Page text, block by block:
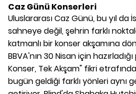
Caz Günü Konserleri
Uluslararası Caz Günü, bu yıl da
sahneye değil, şehrin farklı
katmanlı bir konser akşamına
BBVA'nın 30 Nisan için
Konser, Tek Akşam" fikri
bugün geldiği farklı yönleri aynı